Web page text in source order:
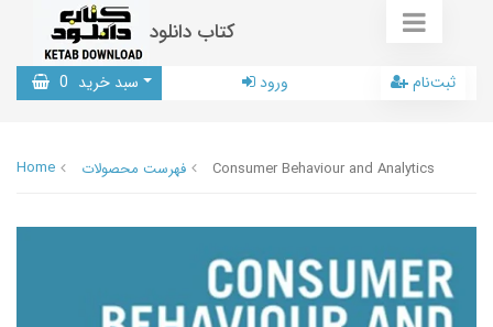
کتاب دانلود
سبد خرید 0 ورود ثبت‌نام
Home فهرست محصولات Consumer Behaviour and Analytics